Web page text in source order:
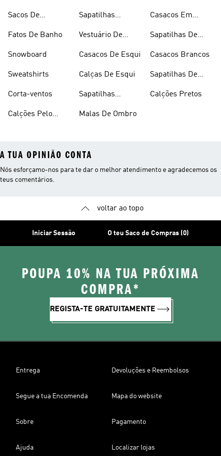
Sacos De
Fatos De Banho
Snowboard
Sweatshirts
Corta-ventos
Calções Pelo
Sapatilhas
Vestuário De
Casacos De Esqui
Calças De Esqui
Sapatilhas
Malas De Ombro
Casacos Em
Sapatilhas De
Casacos Brancos
Sapatilhas De
Calções Pretos
A TUA OPINIÃO CONTA
Nós esforçamo-nos para te dar o melhor atendimento e agradecemos os
teus comentários.
voltar ao topo
Iniciar Sessão O teu Saco de Compras (0)
POUPA 10% NA TUA PRÓXIMA
COMPRA*
REGISTA-TE GRATUITAMENTE
Entrega Devoluções e Reembolsos
Segue a tua Encomenda Mapa do website
Sobre Pagamento
Ajuda Localizar lojas